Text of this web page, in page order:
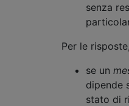
senza
Per le
se un
dipende
stato di